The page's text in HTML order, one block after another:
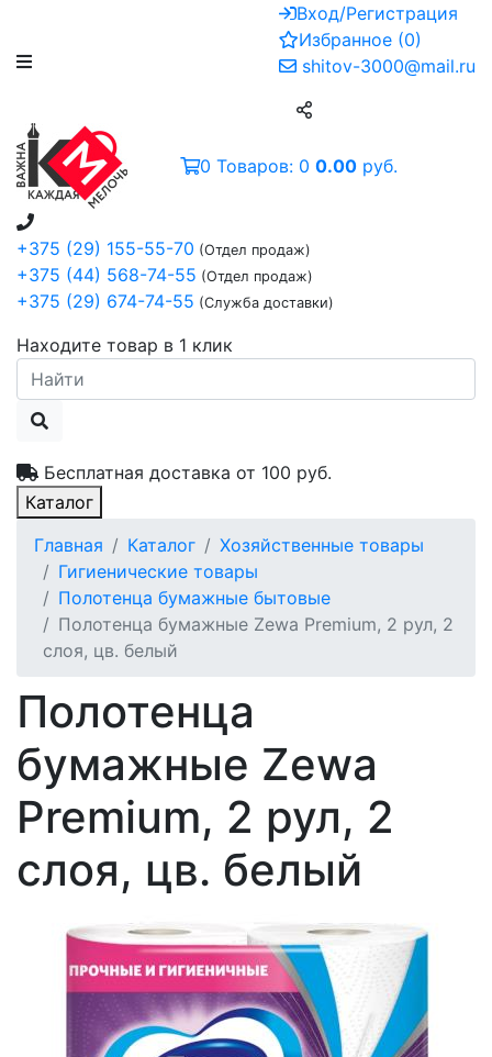
Вход/Регистрация
Избранное (0)
shitov-3000@mail.ru
+375 (29) 155-55-70 (Отдел продаж)
+375 (44) 568-74-55 (Отдел продаж)
+375 (29) 674-74-55 (Служба доставки)
Находите товар в 1 клик
Бесплатная доставка от 100 руб.
0 Товаров: 0 0.00 руб.
Каталог
Главная
Каталог
Хозяйственные товары
Гигиенические товары
Полотенца бумажные бытовые
Полотенца бумажные Zewa Premium, 2 рул, 2
слоя, цв. белый
Полотенца
бумажные Zewa
Premium, 2 рул, 2
слоя, цв. белый